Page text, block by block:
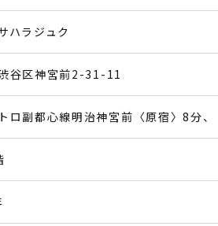
ハラジュク
谷区神宮前2-31-11
ロ副都心線明治神宮前〈原宿〉8分